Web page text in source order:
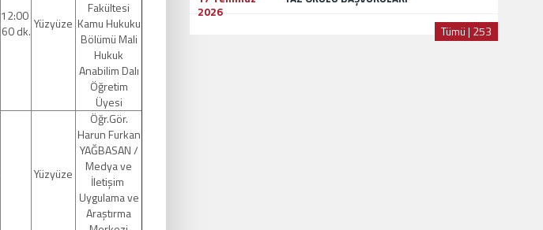
12:00
60 dk. Yüzyüze
Fakültesi
Kamu Hukuku
Bölümü Mali
Hukuk
Anabilim Dalı
Öğretim
Üyesi
Yüzyüze
Öğr.Gör.
Harun Furkan
YAĞBASAN /
Medya ve
İletişim
Uygulama ve
Araştırma
2026
Tümü | 253